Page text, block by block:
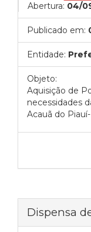
Abertura: 04/
Publicado em:
Entidade:
Objeto:
Aquisição de
necessidades
Acauã do
Dispensa